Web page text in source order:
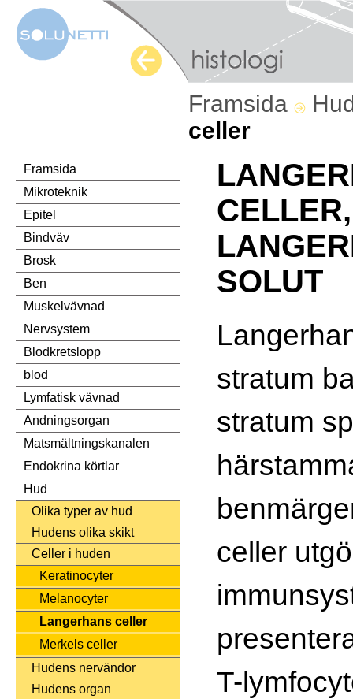
Framsida
celler
Framsida
Mikroteknik
Epitel
Bindväv
Brosk
Ben
Muskelvävnad
Nervsystem
Blodkretslopp
blod
Lymfatisk vävnad
Andningsorgan
Matsmältningskanalen
Endokrina körtlar
Hud
Olika typer av hud
Hudens olika skikt
Celler i huden
Keratinocyter
Melanocyter
Langerhans celler
Merkels celler
Hudens nervändor
Hudens organ
CELLER,
SOLUT
stratum
stratum
celler
T-